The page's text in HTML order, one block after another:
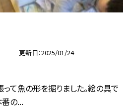
更新日 2025/01/24
て魚の形を掘りました。絵の具で
の...